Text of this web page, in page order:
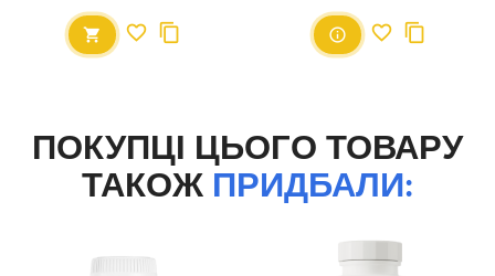
ПОКУПЦІ ЦЬОГО ТОВАРУ
ТАКОЖ ПРИДБАЛИ: